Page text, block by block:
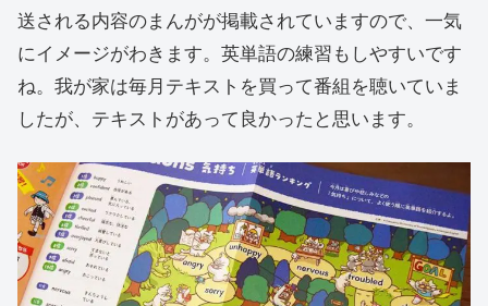
送される内容のまんがが掲載されていますので、一気
にイメージがわきます。英単語の練習もしやすいです
ね。我が家は毎月テキストを買って番組を聴いていま
したが、テキストがあって良かったと思います。